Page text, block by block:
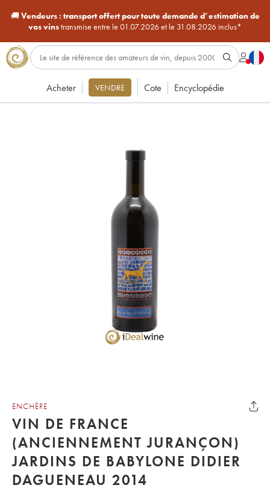
🚚Vendeurs : transport offert pour toute demande d’estimation de
vos vinstransmise entre le 01.07.2026 et le 31.08.2026 inclus*
Acheter VENDRE Cote Encyclopédie
ENCHÈRE
VIN DE FRANCE
(ANCIENNEMENT JURANÇON)
JARDINS DE BABYLONE DIDIER
DAGUENEAU 2014